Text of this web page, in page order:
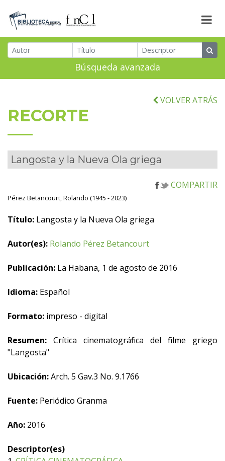
Búsqueda avanzada
VOLVER ATRÁS
RECORTE
Langosta y la Nueva Ola griega
COMPARTIR
Pérez Betancourt, Rolando (1945 - 2023)
Título: Langosta y la Nueva Ola griega
Autor(es): Rolando Pérez Betancourt
Publicación: La Habana, 1 de agosto de 2016
Idioma: Español
Formato: impreso - digital
Resumen: Crítica cinematográfica del filme griego
"Langosta"
Ubicación:Arch. 5 Gav.3 No. 9.1766
Fuente: Periódico Granma
Año: 2016
Descriptor(es)